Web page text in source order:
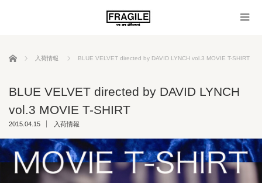
ホーム 入荷情報 BLUE VELVET directed by DAVID LYNCH vol.3 MOVIE T-SHIRT
BLUE VELVET directed by DAVID LYNCH
vol.3 MOVIE T-SHIRT
2015.04.15 入荷情報